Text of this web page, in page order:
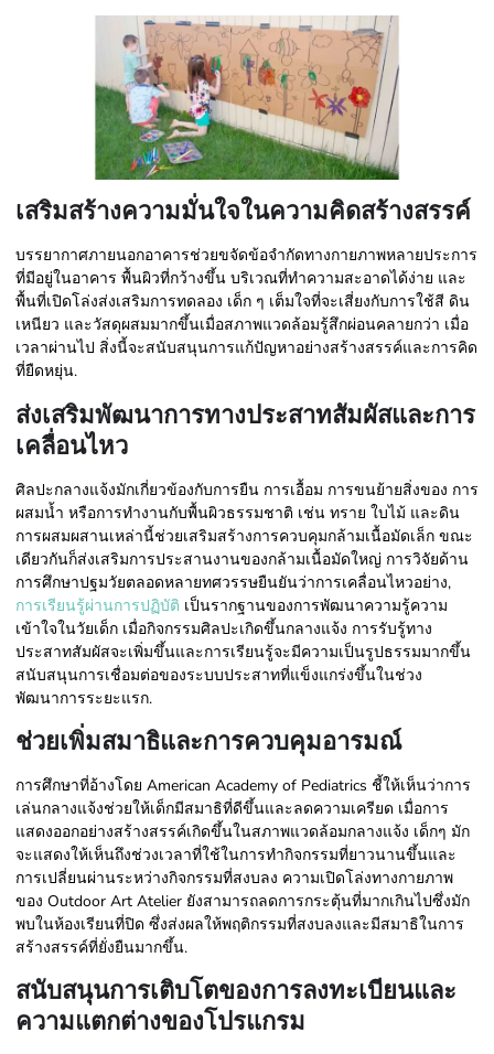
เสริมสร้างความมั่นใจในความคิดสร้างสรรค์
บรรยากาศภายนอกอาคารช่วยขจัดข้อจำกัดทางกายภาพหลายประการ
ที่มีอยู่ในอาคาร พื้นผิวที่กว้างขึ้น บริเวณที่ทำความสะอาดได้ง่าย และ
พื้นที่เปิดโล่งส่งเสริมการทดลอง เด็ก ๆ เต็มใจที่จะเสี่ยงกับการใช้สี ดิน
เหนียว และวัสดุผสมมากขึ้นเมื่อสภาพแวดล้อมรู้สึกผ่อนคลายกว่า เมื่อ
เวลาผ่านไป สิ่งนี้จะสนับสนุนการแก้ปัญหาอย่างสร้างสรรค์และการคิด
ที่ยืดหยุ่น.
ส่งเสริมพัฒนาการทางประสาทสัมผัสและการ
เคลื่อนไหว
ศิลปะกลางแจ้งมักเกี่ยวข้องกับการยืน การเอื้อม การขนย้ายสิ่งของ การ
ผสมน้ำ หรือการทำงานกับพื้นผิวธรรมชาติ เช่น ทราย ใบไม้ และดิน
การผสมผสานเหล่านี้ช่วยเสริมสร้างการควบคุมกล้ามเนื้อมัดเล็ก ขณะ
เดียวกันก็ส่งเสริมการประสานงานของกล้ามเนื้อมัดใหญ่ การวิจัยด้าน
การศึกษาปฐมวัยตลอดหลายทศวรรษยืนยันว่าการเคลื่อนไหวอย่าง,
การเรียนรู้ผ่านการปฏิบัติ เป็นรากฐานของการพัฒนาความรู้ความ
เข้าใจในวัยเด็ก เมื่อกิจกรรมศิลปะเกิดขึ้นกลางแจ้ง การรับรู้ทาง
ประสาทสัมผัสจะเพิ่มขึ้นและการเรียนรู้จะมีความเป็นรูปธรรมมากขึ้น
สนับสนุนการเชื่อมต่อของระบบประสาทที่แข็งแกร่งขึ้นในช่วง
พัฒนาการระยะแรก.
ช่วยเพิ่มสมาธิและการควบคุมอารมณ์
การศึกษาที่อ้างโดย American Academy of Pediatrics ชี้ให้เห็นว่าการ
เล่นกลางแจ้งช่วยให้เด็กมีสมาธิที่ดีขึ้นและลดความเครียด เมื่อการ
แสดงออกอย่างสร้างสรรค์เกิดขึ้นในสภาพแวดล้อมกลางแจ้ง เด็กๆ มัก
จะแสดงให้เห็นถึงช่วงเวลาที่ใช้ในการทำกิจกรรมที่ยาวนานขึ้นและ
การเปลี่ยนผ่านระหว่างกิจกรรมที่สงบลง ความเปิดโล่งทางกายภาพ
ของ Outdoor Art Atelier ยังสามารถลดการกระตุ้นที่มากเกินไปซึ่งมัก
พบในห้องเรียนที่ปิด ซึ่งส่งผลให้พฤติกรรมที่สงบลงและมีสมาธิในการ
สร้างสรรค์ที่ยั่งยืนมากขึ้น.
สนับสนุนการเติบโตของการลงทะเบียนและ
ความแตกต่างของโปรแกรม